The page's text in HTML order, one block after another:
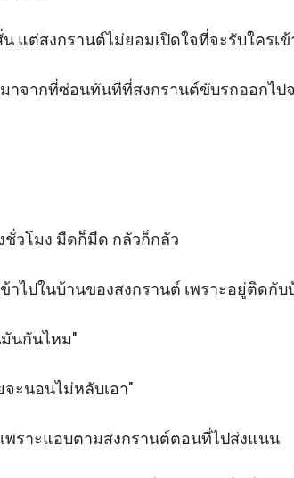
ต่สงกรานต์ไม่ยอมเปิดใจที่จะรับใครเข้
าจากที่ซ่อนทันทีที่สงกรานต์ขับรถออกไป
ชั่วโมง มืดก็มืด กลัวก็กลัว
าไปในบ้านของสงกรานต์ เพราะอยู่ติดกับ
มันกันไหม"
ะนอนไม่หลับเอา"
พราะแอบตามสงกรานต์ตอนที่ไปส่งแนน